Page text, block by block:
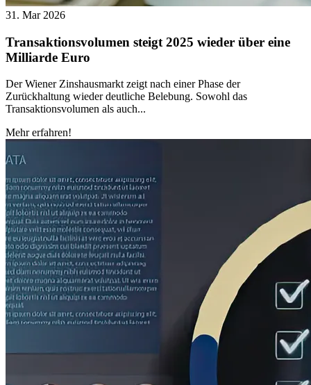
31. Mar 2026
Transaktionsvolumen steigt 2025 wieder über eine
Milliarde Euro
Der Wiener Zinshausmarkt zeigt nach einer Phase der
Zurückhaltung wieder deutliche Belebung. Sowohl das
Transaktionsvolumen als auch...
Mehr erfahren!